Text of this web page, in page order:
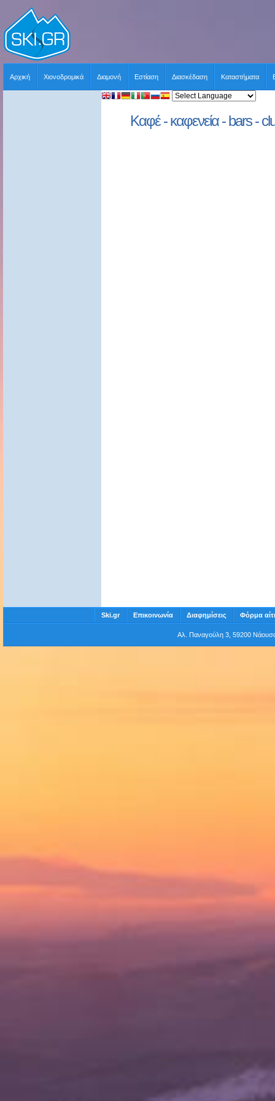
Αρχική Χιονοδρομικά Διαμονή Εστίαση Διασκέδαση Καταστήματα
Καφέ - καφενεία - bars -
Ski.gr Επικοινωνία Διαφημίσεις Φόρμα
Αλ. Παναγούλη 3, 59200